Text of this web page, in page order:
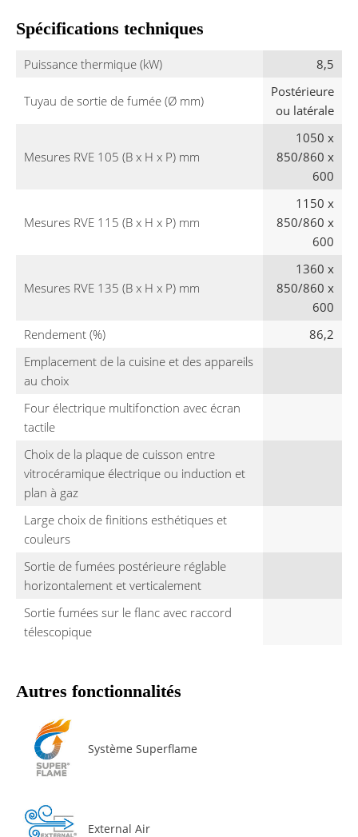
Spécifications techniques
Puissance thermique (kW) 8,5
Tuyau de sortie de fumée (Ø mm)
Postérieure
ou latérale
Mesures RVE 105 (B x H x P) mm
1050 x
850/860 x
600
Mesures RVE 115 (B x H x P) mm
1150 x
850/860 x
600
Mesures RVE 135 (B x H x P) mm
1360 x
850/860 x
600
Rendement (%)
86,2
Emplacement de la cuisine et des appareils
au choix
Four électrique multifonction avec écran
tactile
Choix de la plaque de cuisson entre
vitrocéramique électrique ou induction et
plan à gaz
Large choix de finitions esthétiques et
couleurs
Sortie de fumées postérieure réglable
horizontalement et verticalement
Sortie fumées sur le flanc avec raccord
télescopique
Autres fonctionnalités
Système Superflame
External Air